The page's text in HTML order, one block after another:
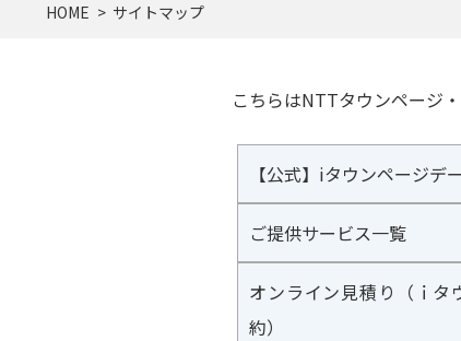
HOME サイトマップ
こちらはNTTタウンページ
【公式】iタウンページ
ご提供サービス一覧
オンライン見積り（ｉタ
約）